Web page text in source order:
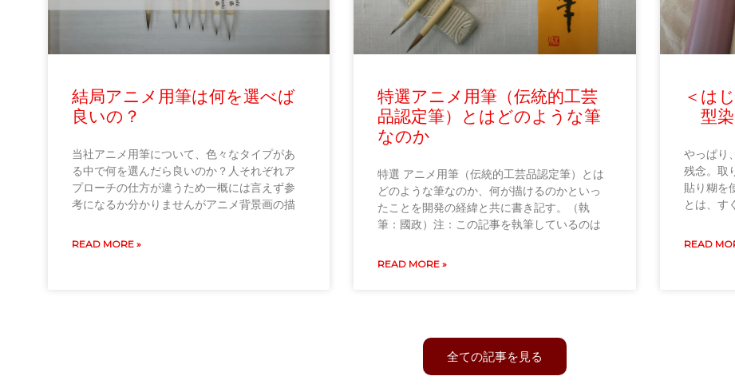
結局アニメ用筆は何を選べば
良いの？
当社アニメ用筆について、色々なタイプがあ
る中で何を選んだら良いのか？人それぞれア
プローチの仕方が違うため一概には言えず参
考になるか分かりませんがアニメ背景画の描
READ MORE »
特選アニメ用筆（伝統的工芸
品認定筆）とはどのような筆
なのか
特選 アニメ用筆（伝統的工芸品認定筆）とは
どのような筆なのか、何が描けるのかといっ
たことを開発の経緯と共に書き記す。（執
筆：國政）注：この記事を執筆しているのは
READ MORE »
＜は
型染
やっぱり
残念。取
貼り糊を
とは、す
READ
全ての記事を見る